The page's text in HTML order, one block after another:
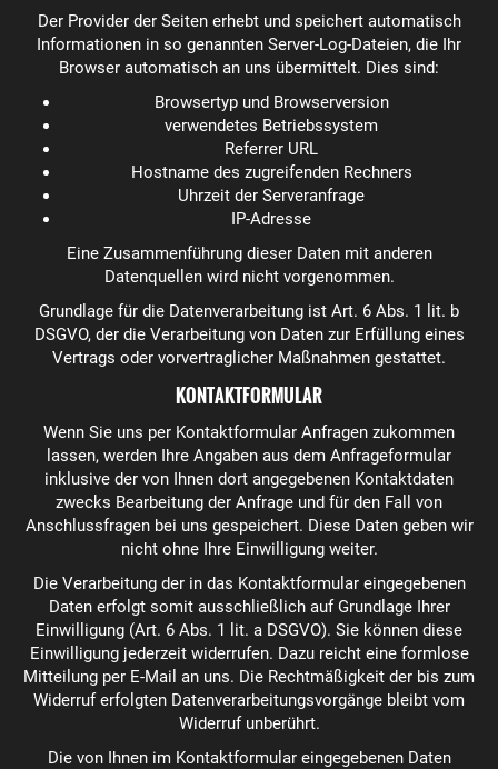
Der Provider der Seiten erhebt und speichert automatisch
Informationen in so genannten Server-Log-Dateien, die Ihr
Browser automatisch an uns übermittelt. Dies sind:
Browsertyp und Browserversion
verwendetes Betriebssystem
Referrer URL
Hostname des zugreifenden Rechners
Uhrzeit der Serveranfrage
IP-Adresse
Eine Zusammenführung dieser Daten mit anderen
Datenquellen wird nicht vorgenommen.
Grundlage für die Datenverarbeitung ist Art. 6 Abs. 1 lit. b
DSGVO, der die Verarbeitung von Daten zur Erfüllung eines
Vertrags oder vorvertraglicher Maßnahmen gestattet.
KONTAKTFORMULAR
Wenn Sie uns per Kontaktformular Anfragen zukommen
lassen, werden Ihre Angaben aus dem Anfrageformular
inklusive der von Ihnen dort angegebenen Kontaktdaten
zwecks Bearbeitung der Anfrage und für den Fall von
Anschlussfragen bei uns gespeichert. Diese Daten geben wir
nicht ohne Ihre Einwilligung weiter.
Die Verarbeitung der in das Kontaktformular eingegebenen
Daten erfolgt somit ausschließlich auf Grundlage Ihrer
Einwilligung (Art. 6 Abs. 1 lit. a DSGVO). Sie können diese
Einwilligung jederzeit widerrufen. Dazu reicht eine formlose
Mitteilung per E-Mail an uns. Die Rechtmäßigkeit der bis zum
Widerruf erfolgten Datenverarbeitungsvorgänge bleibt vom
Widerruf unberührt.
Die von Ihnen im Kontaktformular eingegebenen Daten